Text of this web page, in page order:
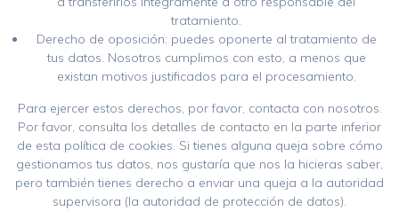
tratamiento.
Derecho de oposición: puedes oponerte al tratamiento de
tus datos. Nosotros cumplimos con esto, a menos que
existan motivos justificados para el procesamiento.
Para ejercer estos derechos, por favor, contacta con nosotros.
Por favor, consulta los detalles de contacto en la parte inferior
de esta política de cookies. Si tienes alguna queja sobre cómo
gestionamos tus datos, nos gustaría que nos la hicieras saber,
pero también tienes derecho a enviar una queja a la autoridad
supervisora (la autoridad de protección de datos).